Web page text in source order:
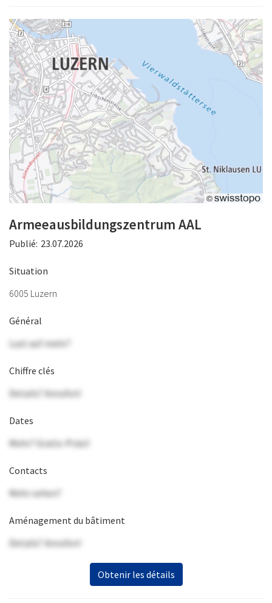
Armeeausbildungszentrum AAL
Publié: 23.07.2026
Situation
6005 Luzern
Général
Lust auf mehr?
Chiffre clés
Details? Anrufen!
Dates
Mehr? Gratis-Präsi!
Contacts
Mehr sehen?
Aménagement du bâtiment
Details? Anrufen!
Obtenir les détails